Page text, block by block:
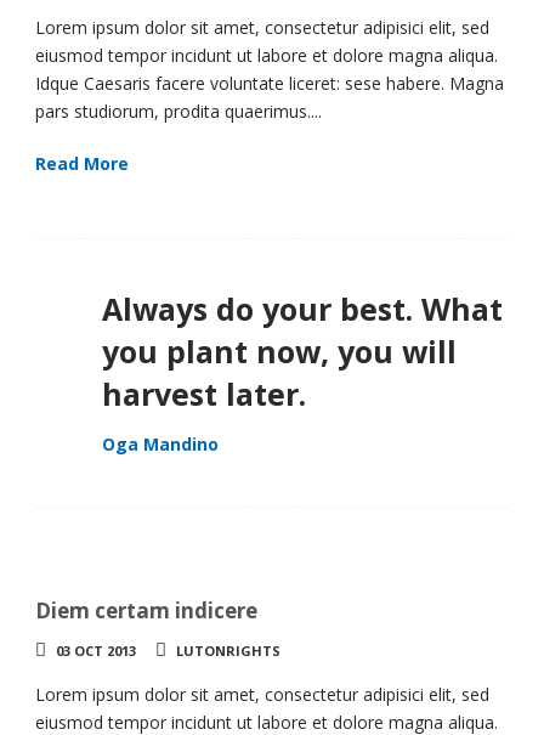
Lorem ipsum dolor sit amet, consectetur adipisici elit, sed
eiusmod tempor incidunt ut labore et dolore magna aliqua.
Idque Caesaris facere voluntate liceret: sese habere. Magna
pars studiorum, prodita quaerimus....
Read More
Always do your best. What
you plant now, you will
harvest later.
Oga Mandino
Diem certam indicere
03 OCT 2013 LUTONRIGHTS
Lorem ipsum dolor sit amet, consectetur adipisici elit, sed
eiusmod tempor incidunt ut labore et dolore magna aliqua.